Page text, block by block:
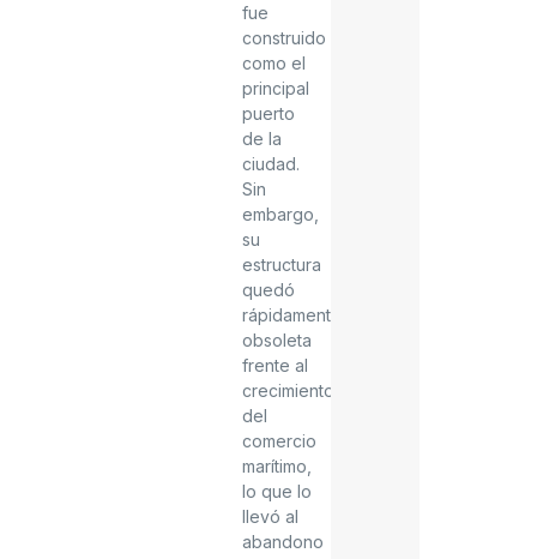
fue
construido
como el
principal
puerto
de la
ciudad.
Sin
embargo,
su
estructura
quedó
rápidamente
obsoleta
frente al
crecimiento
del
comercio
marítimo,
lo que lo
llevó al
abandono